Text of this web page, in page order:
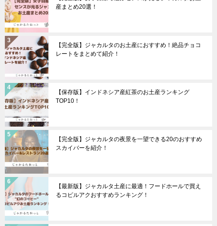
産まとめ20選！
【完全版】ジャカルタのお土産におすすめ！絶品チョコ
レートをまとめて紹介！
【保存版】インドネシア産紅茶のお土産ランキング
TOP10！
【完全版】ジャカルタの夜景を一望できる20のおすすめ
スカイバーを紹介！
【最新版】ジャカルタ土産に最適！フードホールで買え
るコピルアクおすすめランキング！